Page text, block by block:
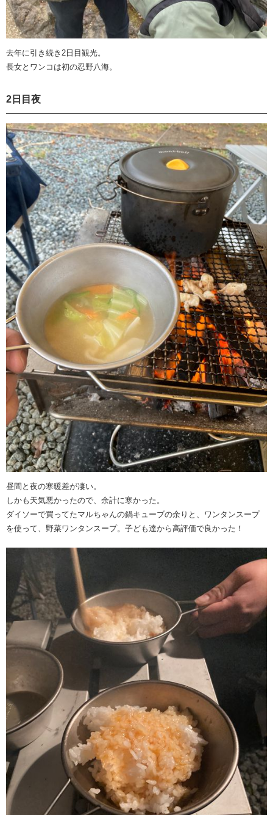
去年に引き続き2日目観光。
長女とワンコは初の忍野八海。
2日目夜
昼間と夜の寒暖差が凄い。
しかも天気悪かったので、余計に寒かった。
ダイソーで買ってたマルちゃんの鍋キューブの余りと、ワンタンスープ
を使って、野菜ワンタンスープ。子ども達から高評価で良かった！